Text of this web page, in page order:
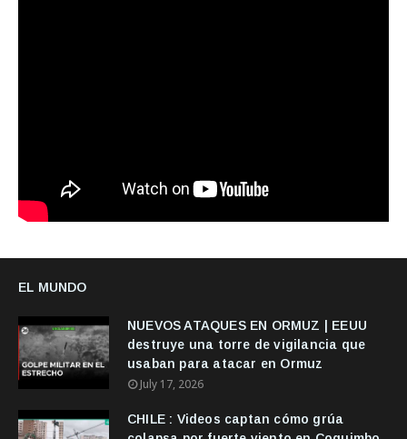
EL MUNDO
NUEVOS ATAQUES EN ORMUZ | EEUU
destruye una torre de vigilancia que
usaban para atacar en Ormuz
July 17, 2026
CHILE : Videos captan cómo grúa